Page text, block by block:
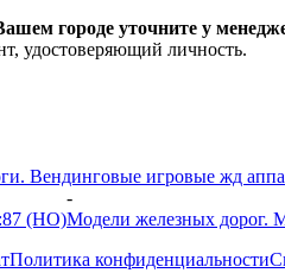
городе уточните у
удостоверяющий личность.
Вендинговые игровые жд
(HO)
-
Модели железных дорог.
Политика конфиденциальности